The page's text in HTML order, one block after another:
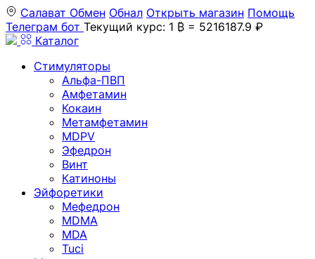
Салават Обмен Обнал Открыть магазин Помощь
Телеграм бот Текущий курс: 1 ₿ = 5216187.9 ₽
Каталог
Стимуляторы
Альфа-ПВП
Амфетамин
Кокаин
Метамфетамин
MDPV
Эфедрон
Винт
Катиноны
Эйфоретики
Мефедрон
MDMA
MDA
Tuci